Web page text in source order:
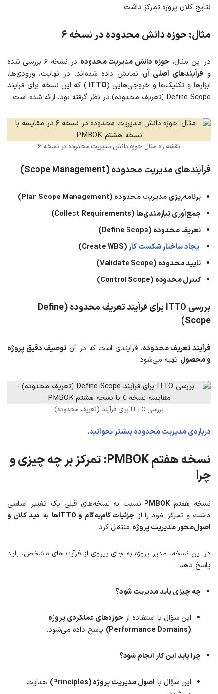
نتایج کلان پروژه تمرکز داشت.
مثال: حوزه دانش محدوده در نسخه ۶
در این مثال، حوزه دانش مدیریت محدوده
در نسخه ۶ بررسی شده
و فرآیندهای اصلی آن نمایش داده شده‌اند. در نهایت، ورودی‌ها،
ابزارها و تکنیک‌ها و خروجی‌هایی (ITTO ) که این نسخه برای فرآیند
Define Scope (تعریف محدوده) در نظر گرفته بود، ارائه شده است.
نقشه راه مثال حوزه دانش مدیریت محدوده در نسخه ۶
فرآیندهای مدیریت محدوده (Scope Management)
برنامه‌ریزی مدیریت محدوده (Plan Scope Management)
جمع‌آوری نیازمندی‌ها (Collect Requirements)
تعریف محدوده (Define Scope)
ایجاد ساختار شکست کار(Create WBS)
تایید محدوده (Validate Scope)
کنترل محدوده (Control Scope)
بررسی ITTO برای فرآیند
تعریف محدوده (Define
Scope)
فرآیند تعریف محدوده، فرآیندی است که در آن توصیف دقیق پروژه
و محصول تهیه می‌شود.
بررسی ITTO برای فرآیند (تعریف محدوده)
درباره‌ی مدیریت محدوده بیشتر بخوانید.
نسخه هفتم PMBOK: تمرکز بر چه چیزی و
چرا
نسخه هفتمPMBOK نسبت به نسخه‌های قبلی یک تغییر اساسی
داشت و تمرکز خود را از جزئیات گام‌به‌گام و ITTOها به دید کلان و
اصول‌محور مدیریت پروژه منتقل کرد.
در این نسخه، مدیر پروژه به جای پیروی از فرآیندهای مشخص، باید
پاسخ دهد:
چه چیزی باید مدیریت شود؟
این سؤال با استفاده از حوزه‌های عملکردی پروژه
(Performance Domains)
پاسخ داده می‌شود.
چرا باید این کار انجام شود؟
این سؤال با اصول مدیریت پروژه (Principles)
هدایت